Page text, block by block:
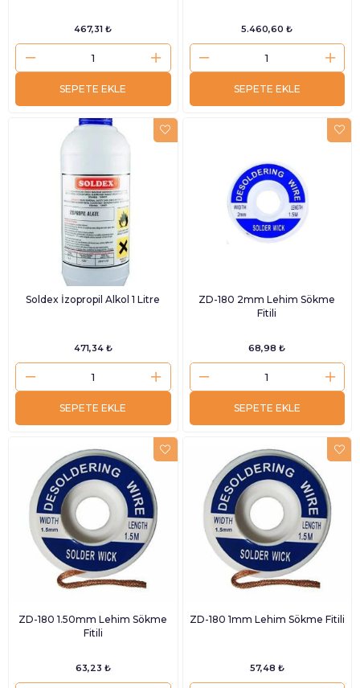
467,31 ₺
SEPETE EKLE
5.460,60 ₺
SEPETE EKLE
Soldex İzopropil Alkol 1 Litre
471,34 ₺
SEPETE EKLE
ZD-180 2mm Lehim Sökme
Fitili
68,98 ₺
SEPETE EKLE
ZD-180 1.50mm Lehim Sökme
Fitili
63,23 ₺
ZD-180 1mm Lehim Sökme Fitili
57,48 ₺